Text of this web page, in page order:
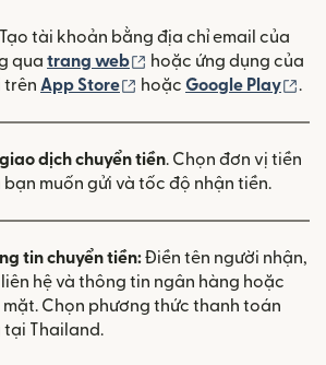
tài khoản bằng địa chỉ email của
qua trang web (mở trong cửa sổ mới)
hoặc ứng dụng của
trên App Store (mở trong cửa sổ mới)
hoặc Google Play .
dịch chuyển tiền. Chọn đơn vị tiền
bạn muốn gửi và tốc độ nhận tiền.
tin chuyển tiền:Điền tên người nhận,
hệ và thông tin ngân hàng hoặc
mặt. Chọn phương thức thanh toán
tại Thailand.